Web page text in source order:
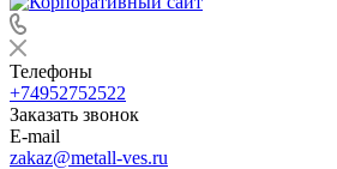
Телефоны
+74952752522
Заказать звонок
E-mail
zakaz@metall-ves.ru